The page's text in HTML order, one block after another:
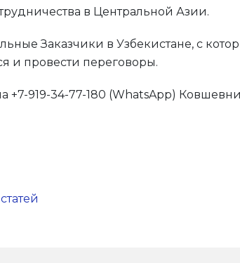
в Центральной Азии.
Заказчики в Узбекистане, с
и провести переговоры.
+7-919-34-77-180 (WhatsApp)